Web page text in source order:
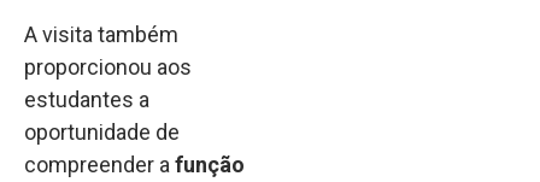
A visita também
proporcionou aos
estudantes a
oportunidade de
compreender a função